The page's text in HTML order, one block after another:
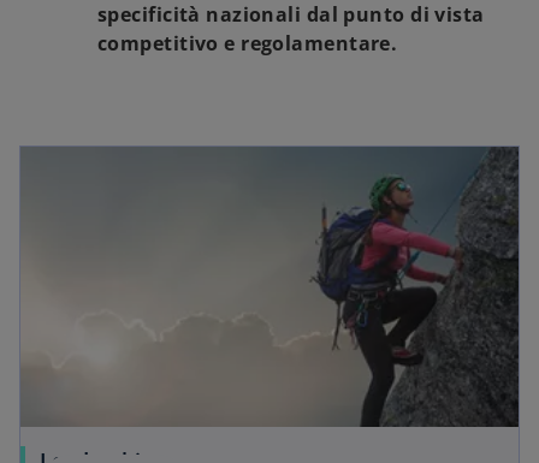
specificità nazionali dal punto di vista
competitivo e regolamentare.